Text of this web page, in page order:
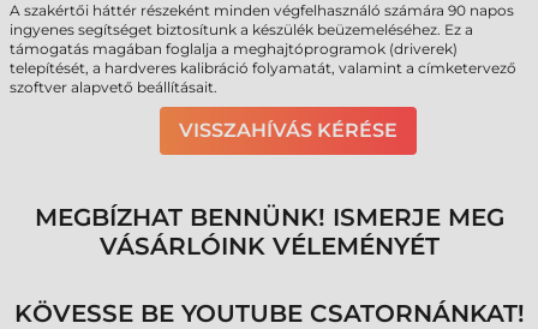
A szakértői háttér részeként minden végfelhasználó számára 90 napos
ingyenes segítséget biztosítunk a készülék beüzemeléséhez. Ez a
támogatás magában foglalja a meghajtóprogramok (driverek)
telepítését, a hardveres kalibráció folyamatát, valamint a címketervező
szoftver alapvető beállításait.
VISSZAHÍVÁS KÉRÉSE
MEGBÍZHAT BENNÜNK! ISMERJE MEG
VÁSÁRLÓINK VÉLEMÉNYÉT
KÖVESSE BE YOUTUBE CSATORNÁNKAT!